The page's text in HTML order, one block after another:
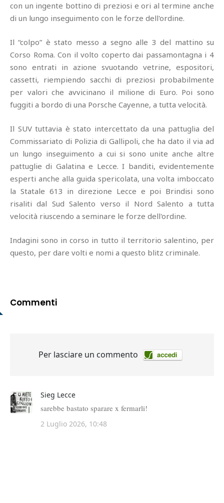
con un ingente bottino di preziosi e ori al termine anche
di un lungo inseguimento con le forze dell'ordine.
Il “colpo” è stato messo a segno alle 3 del mattino su
Corso Roma. Con il volto coperto dai passamontagna i 4
sono entrati in azione svuotando vetrine, espositori,
cassetti, riempiendo sacchi di preziosi probabilmente
per valori che avvicinano il milione di Euro. Poi sono
fuggiti a bordo di una Porsche Cayenne, a tutta velocità.
Il SUV tuttavia è stato intercettato da una pattuglia del
Commissariato di Polizia di Gallipoli, che ha dato il via ad
un lungo inseguimento a cui si sono unite anche altre
pattuglie di Galatina e Lecce. I banditi, evidentemente
esperti anche alla guida spericolata, una volta imboccato
la Statale 613 in direzione Lecce e poi Brindisi sono
risaliti dal Sud Salento verso il Nord Salento a tutta
velocità riuscendo a seminare le forze dell'ordine.
Indagini sono in corso in tutto il territorio salentino, per
questo, per dare volti e nomi a questo blitz criminale.
Commenti